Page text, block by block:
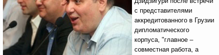
с представителями
аккредитованного в Грузии
дипломатического
корпуса, "главное –
совместная работа, а